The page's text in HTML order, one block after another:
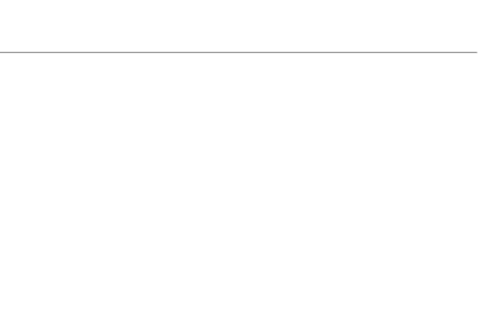
Vipps, Klarna och Google Pay.
debiteras kortet/fakturan.